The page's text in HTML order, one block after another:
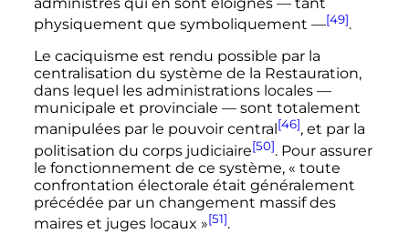
physiquement que symboliquement —[49].
Le caciquisme est rendu possible par la
centralisation du système de la Restauration,
dans lequel les administrations locales —
municipale et provinciale —sont totalement
manipulées par le pouvoir central [46], et par la
politisation du corps judiciaire[50]. Pour assurer
le fonctionnement de ce système, « toute
confrontation électorale était généralement
précédée par un changement massif des
maires et juges locaux »[51].